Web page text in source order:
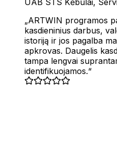
RoboLabsARTWIN programos
kasdieninius darbus,
istoriją ir jos pagalba
apkrovas. Daugelis
tampa lengvai
identifikuojamos.